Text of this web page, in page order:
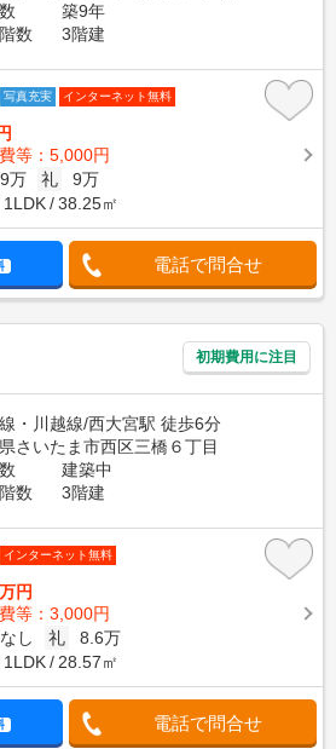
築9年
数
3階建
写真充実 インターネット無料
等：5,000円
9万 礼
9万
1LDK 38.25㎡
電話で問合せ
初期費用に注目
・川越線/西大宮駅 徒歩6分
さいたま市西区三橋６丁目
建築中
数
3階建
インターネット無料
万円
等：3,000円
なし 礼
8.6万
1LDK 28.57㎡
電話で問合せ